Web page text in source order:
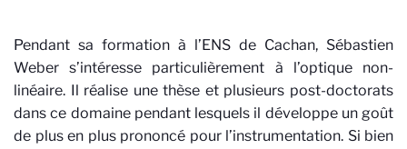
Pendant sa formation à l’ENS de Cachan, Sébastien
Weber s’intéresse particulièrement à l’optique non-
linéaire. Il réalise une thèse et plusieurs post-doctorats
dans ce domaine pendant lesquels il développe un goût
de plus en plus prononcé pour l’instrumentation. Si bien